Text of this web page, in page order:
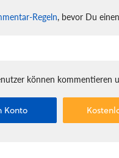
Regeln, bevor Du
können kommentieren
Konto